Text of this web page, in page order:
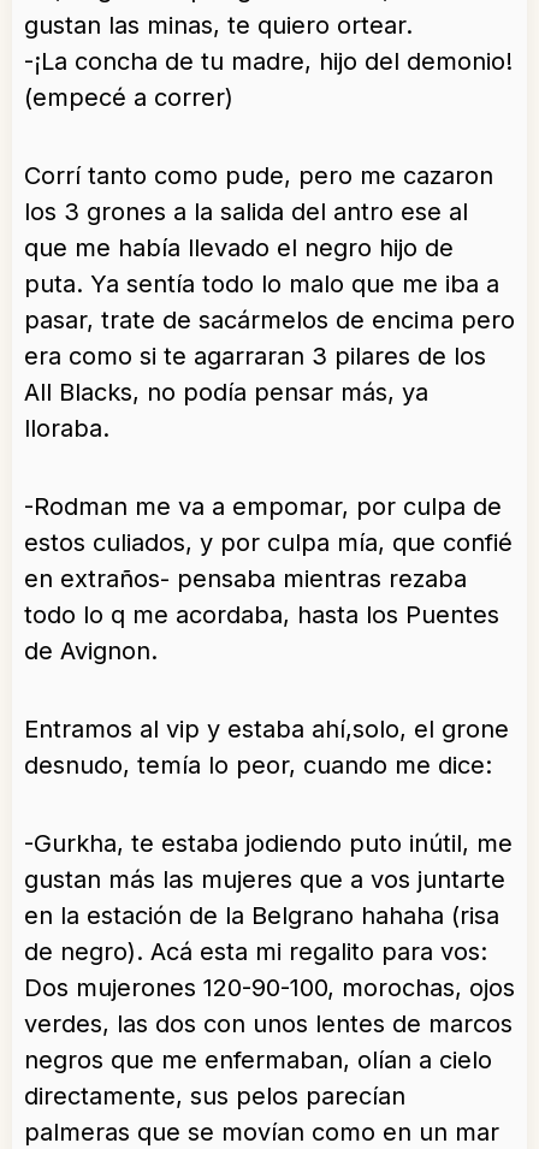
gustan las minas, te quiero ortear.
-¡La concha de tu madre, hijo del demonio!
(empecé a correr)
Corrí tanto como pude, pero me cazaron
los 3 grones a la salida del antro ese al
que me había llevado el negro hijo de
puta. Ya sentía todo lo malo que me iba a
pasar, trate de sacármelos de encima pero
era como si te agarraran 3 pilares de los
All Blacks, no podía pensar más, ya
lloraba.
-Rodman me va a empomar, por culpa de
estos culiados, y por culpa mía, que confié
en extraños- pensaba mientras rezaba
todo lo q me acordaba, hasta los Puentes
de Avignon.
Entramos al vip y estaba ahí,solo, el grone
desnudo, temía lo peor, cuando me dice:
-Gurkha, te estaba jodiendo puto inútil, me
gustan más las mujeres que a vos juntarte
en la estación de la Belgrano hahaha (risa
de negro). Acá esta mi regalito para vos:
Dos mujerones 120-90-100, morochas, ojos
verdes, las dos con unos lentes de marcos
negros que me enfermaban, olían a cielo
directamente, sus pelos parecían
palmeras que se movían como en un mar